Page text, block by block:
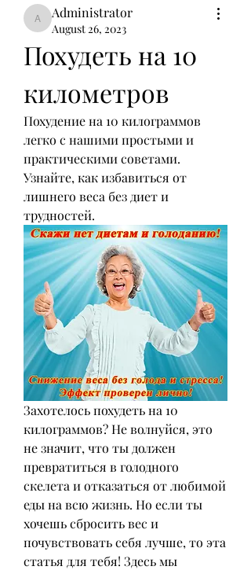
Administrator
Administrator
August 26, 2023
Похудеть на 10
километров
Похудение на 10 килограммов
легко с нашими простыми и
практическими советами.
Узнайте, как избавиться от
лишнего веса без диет и
трудностей.
Захотелось похудеть на 10
килограммов? Не волнуйся, это
не значит, что ты должен
превратиться в голодного
скелета и отказаться от любимой
еды на всю жизнь. Но если ты
хочешь сбросить вес и
почувствовать себя лучше, то эта
статья для тебя! Здесь мы